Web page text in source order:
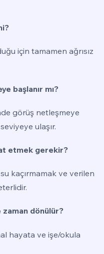
için tamamen ağrısız
başlanır mı?
görüş netleşmeye
ulaşır.
etmek gerekir?
kaçırmamak ve verilen
dönülür?
hayata ve işe/okula